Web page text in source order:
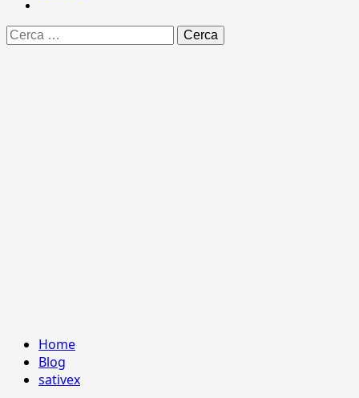
Ricerca
per:
Home
Blog
sativex